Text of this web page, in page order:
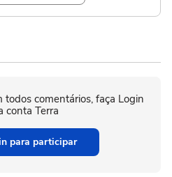
todos comentários, faça Login
conta Terra
para participar